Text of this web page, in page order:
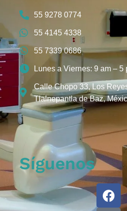
55 9278 0774
55 4145 4338
55 7339 0686
Lunes a Viernes: 9 am – 5
Calle Chopo 33, Los
Tlalnepantla de Baz,
Síguenos